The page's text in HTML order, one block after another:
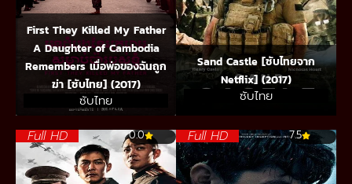
First They Killed My Father
A Daughter of Cambodia
Remembers เมื่อพ่อของฉันถูก
ฆ่า [ซับไทย] (2017)
ซับไทย
Sand Castle [ซับไทยจาก
Netflix] (2017)
ซับไทย
Full HD 0.0 Full HD 7.5